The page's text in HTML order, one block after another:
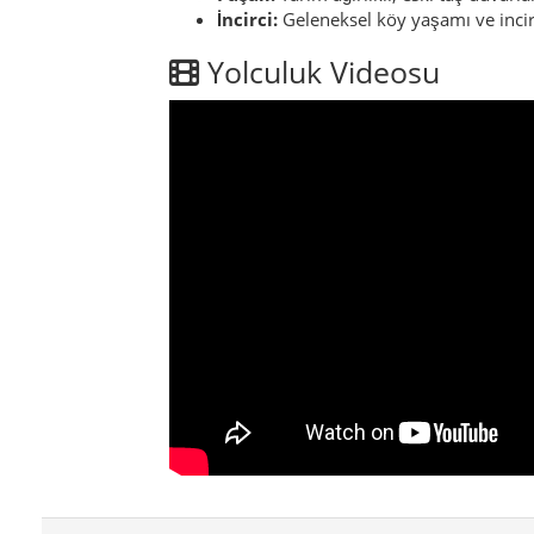
İncirci: Geleneksel köy yaşamı ve
Yolculuk Videosu